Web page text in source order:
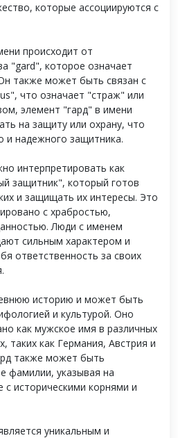
которые ассоциируются с
происходит от
"gard", которое означает
также может быть связан с
что означает "страж" или
элемент "гард" в имени
на защиту или охрану, что
и надежного защитника.
интерпретировать как
защитник", который готов
и защищать их интересы. Это
с храбростью,
Люди с именем
сильным характером и
ответственность за своих
историю и может быть
и культурой. Оно
как мужское имя в различных
таких как Германия, Австрия и
также может быть
фамилии, указывая на
с историческими корнями и
уникальным и